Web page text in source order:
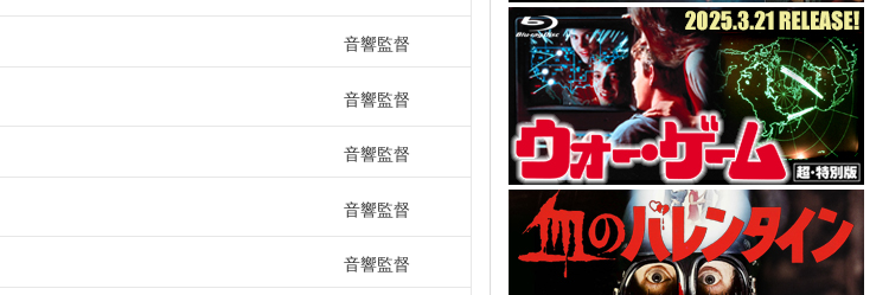
音響監督
音響監督
音響監督
音響監督
音響監督